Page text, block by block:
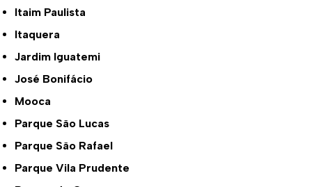
Itaim Paulista
Itaquera
Jardim Iguatemi
José Bonifácio
Mooca
Parque São Lucas
Parque São Rafael
Parque Vila Prudente